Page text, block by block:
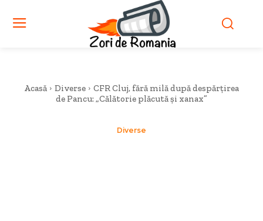
Acasă Diverse
CFR Cluj, fără milă după despărțirea
de Pancu: „Călătorie plăcută și xanax”
Diverse